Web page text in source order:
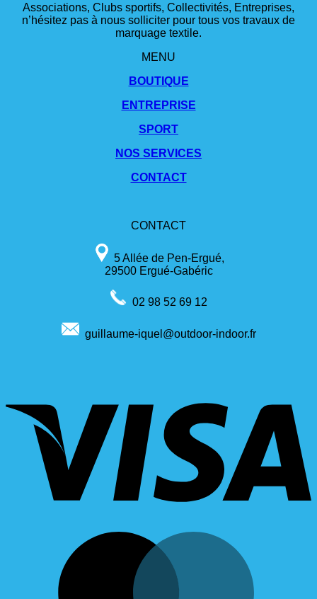
Associations, Clubs sportifs, Collectivités, Entreprises,
n’hésitez pas à nous solliciter pour tous vos travaux de
marquage textile.
MENU
BOUTIQUE
ENTREPRISE
SPORT
NOS SERVICES
CONTACT
CONTACT
5 Allée de Pen-Ergué,
29500 Ergué-Gabéric
02 98 52 69 12
guillaume-iquel@outdoor-indoor.fr